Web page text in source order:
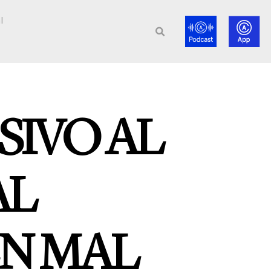
AL
MAL